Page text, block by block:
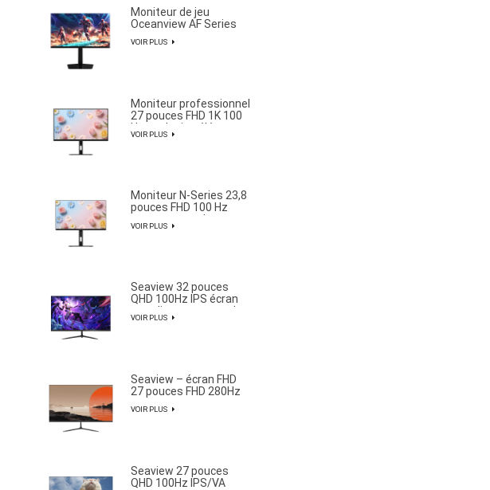
Moniteur de jeu
Oceanview AF Series
pour joueurs
VOIR PLUS
Moniteur professionnel
27 pouces FHD 1K 100
Hz au design élégant et
épuré
VOIR PLUS
Moniteur N-Series 23,8
pouces FHD 100 Hz
avec gamme de
couleurs NTSC à 85 %
VOIR PLUS
Seaview 32 pouces
QHD 100Hz IPS écran
non clignotant mural
large gamme de
VOIR PLUS
Seaview – écran FHD
27 pouces FHD 280Hz
mural, large gamme de
VOIR PLUS
Seaview 27 pouces
QHD 100Hz IPS/VA